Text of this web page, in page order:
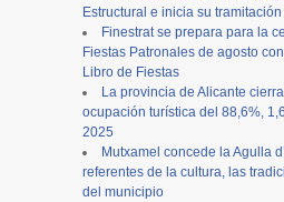
Estructural e inicia su
Finestrat se prepara para la
Fiestas Patronales de agosto
Libro de Fiestas
La provincia de Alicante
ocupación turística del 88,6%,
2025
Mutxamel concede la Agulla
referentes de la cultura, las
del municipio